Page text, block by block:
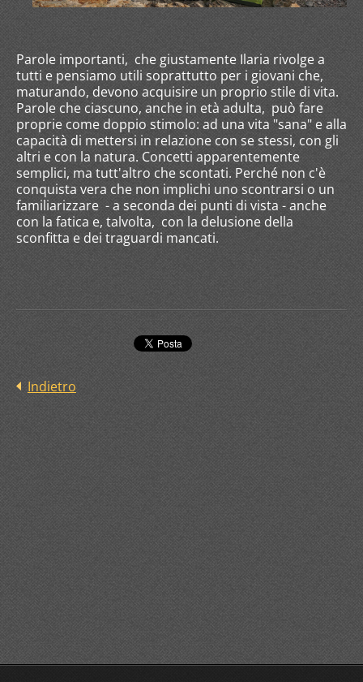
Parole importanti, che giustamente Ilaria rivolge a
tutti e pensiamo utili soprattutto per i giovani che,
maturando, devono acquisire un proprio stile di vita.
Parole che ciascuno, anche in età adulta, può fare
proprie come doppio stimolo: ad una vita "sana" e alla
capacità di mettersi in relazione con se stessi, con gli
altri e con la natura. Concetti apparentemente
semplici, ma tutt'altro che scontati. Perché non c'è
conquista vera che non implichi uno scontrarsi o un
familiarizzare - a seconda dei punti di vista - anche
con la fatica e, talvolta, con la delusione della
sconfitta e dei traguardi mancati.
Indietro